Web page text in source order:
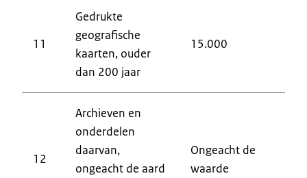
11
Gedrukte
geografische
kaarten, ouder
dan 200 jaar
15.000
12
Archieven en
onderdelen
daarvan,
ongeacht de aard
Ongeacht de
waarde